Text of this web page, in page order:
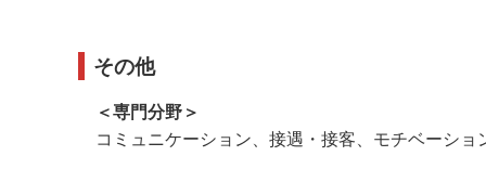
その他
＜専門分野＞
コミュニケーション、接遇・接客、モチベーシ